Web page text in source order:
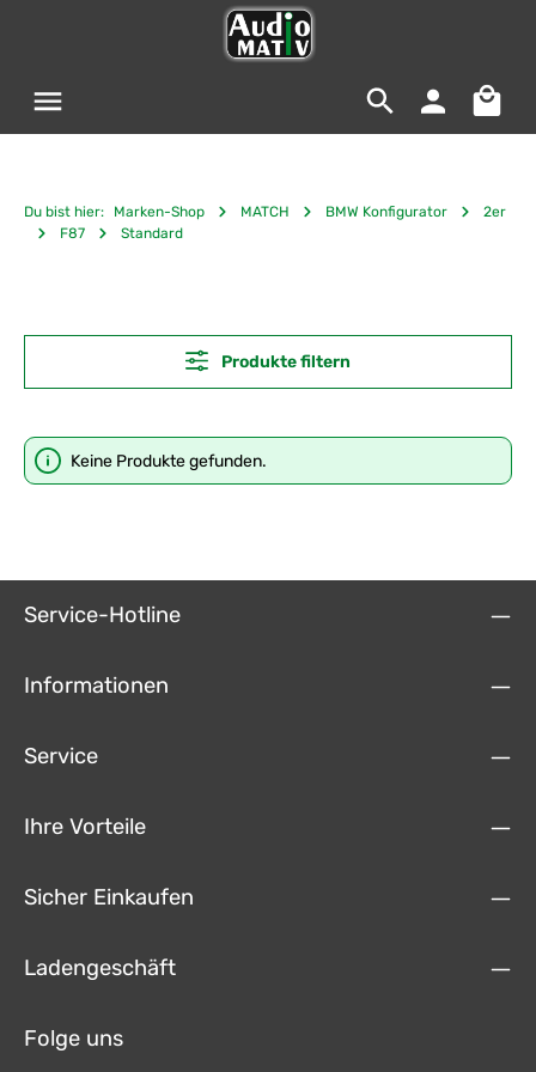
Du bist hier: Marken-Shop MATCH BMW Konfigurator
2er
F87
Standard
Produkte filtern
Keine Produkte gefunden.
Service-Hotline
Informationen
Service
Ihre Vorteile
Sicher Einkaufen
Ladengeschäft
Folge uns